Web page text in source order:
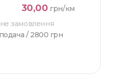
30,00 грн/км
замовлення
/ 2800 грн